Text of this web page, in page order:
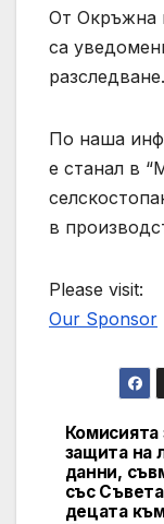
От Окръжна
са
разследване.
По наша
е станал в
в
Please visit:
Our Sponsor
Post
Комисията
защита на
данни,
със
децата